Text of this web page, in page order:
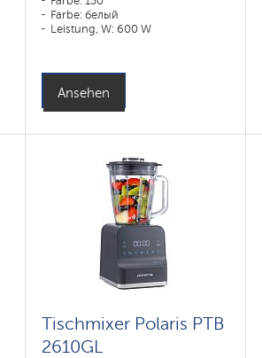
Farbe: белый
Leistung, W: 600 W
Ansehen
Tischmixer Polaris PTB
2610GL